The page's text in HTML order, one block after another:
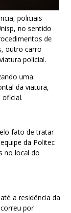
policiais
no sentido
de
outro carro
policial.
uma
da viatura,
fato de tratar
da Politec
no local do
a residência da
por